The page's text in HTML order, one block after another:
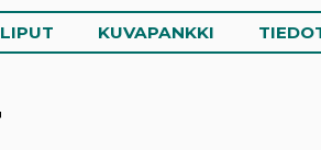
KUVAPANKKI